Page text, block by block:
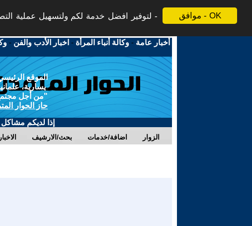
موافق - OK
لتوفير افضل خدمة لكم ولتسهيل عملية
أخبار عامة -وكالة أنباء المرأة - اخبار الأدب والفن -
الموقع
يسارية،
"من أجل
حاز الحوار
إذا لديكم
الاخبار بحث/الارشيف اضافة/خدمات الزوار